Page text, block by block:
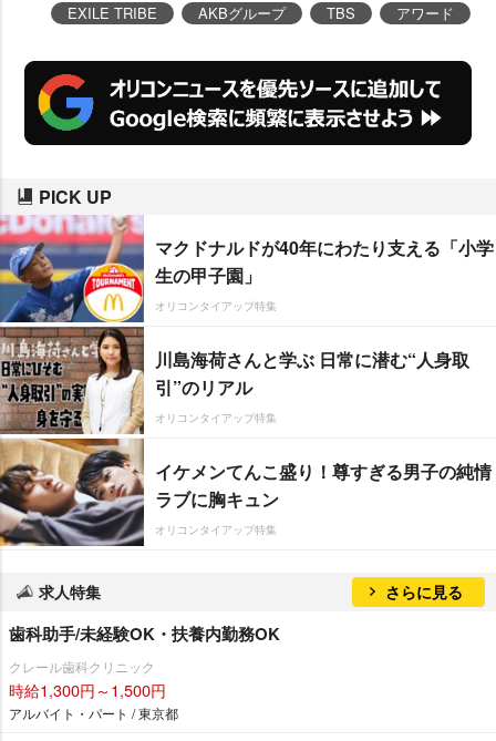
EXILE TRIBE
AKBグループ TBS アワード
PICK UP
マクドナルドが40年にわたり支える「小学
生の甲子園」
オリコンタイアップ特集
川島海荷さんと学ぶ 日常に潜む“人身取
引”のリアル
オリコンタイアップ特集
イケメンてんこ盛り！尊すぎる男子の純情
ラブに胸キュン
オリコンタイアップ特集
求人特集 さらに見る
歯科助手/未経験OK・扶養内勤務OK
クレール歯科クリニック
時給1,300円～1,500円
アルバイト・パート / 東京都